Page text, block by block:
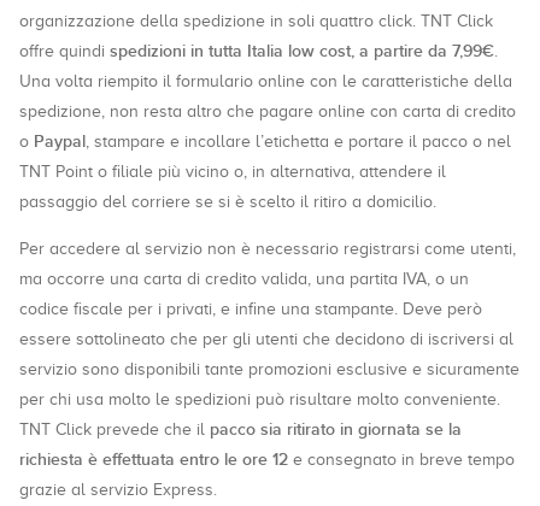
organizzazione della spedizione in soli quattro click. TNT Click
offre quindi spedizioni in tutta Italia low cost, a partire da 7,99€.
Una volta riempito il formulario online con le caratteristiche della
spedizione, non resta altro che pagare online con carta di credito
o Paypal, stampare e incollare l’etichetta e portare il pacco o nel
TNT Point o filiale più vicino o, in alternativa, attendere il
passaggio del corriere se si è scelto il ritiro a domicilio.
Per accedere al servizio non è necessario registrarsi come utenti,
ma occorre una carta di credito valida, una partita IVA, o un
codice fiscale per i privati, e infine una stampante. Deve però
essere sottolineato che per gli utenti che decidono di iscriversi al
servizio sono disponibili tante promozioni esclusive e sicuramente
per chi usa molto le spedizioni può risultare molto conveniente.
TNT Click prevede che il pacco sia ritirato in giornata se la
richiesta è effettuata entro le ore 12 e consegnato in breve tempo
grazie al servizio Express.